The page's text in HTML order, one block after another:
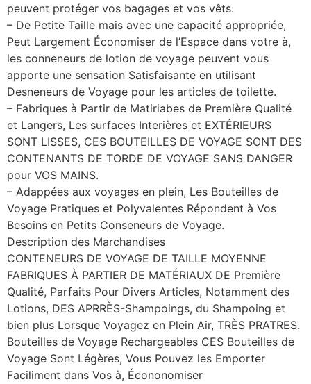
peuvent protéger vos bagages et vos vêts.
– De Petite Taille mais avec une capacité appropriée,
Peut Largement Économiser de l’Espace dans votre à,
les conneneurs de lotion de voyage peuvent vous
apporte une sensation Satisfaisante en utilisant
Desneneurs de Voyage pour les articles de toilette.
– Fabriques à Partir de Matiriabes de Première Qualité
et Langers, Les surfaces Interières et EXTÉRIEURS
SONT LISSES, CES BOUTEILLES DE VOYAGE SONT DES
CONTENANTS DE TORDE DE VOYAGE SANS DANGER
pour VOS MAINS.
– Adappées aux voyages en plein, Les Bouteilles de
Voyage Pratiques et Polyvalentes Répondent à Vos
Besoins en Petits Conseneurs de Voyage.
Description des Marchandises
CONTENEURS DE VOYAGE DE TAILLE MOYENNE
FABRIQUES À PARTIER DE MATÉRIAUX DE Première
Qualité, Parfaits Pour Divers Articles, Notamment des
Lotions, DES APRRÈS-Shampoings, du Shampoing et
bien plus Lorsque Voyagez en Plein Air, TRÈS PRATRES.
Bouteilles de Voyage Rechargeables CES Bouteilles de
Voyage Sont Légères, Vous Pouvez les Emporter
Faciliment dans Vos à, Écononomiser